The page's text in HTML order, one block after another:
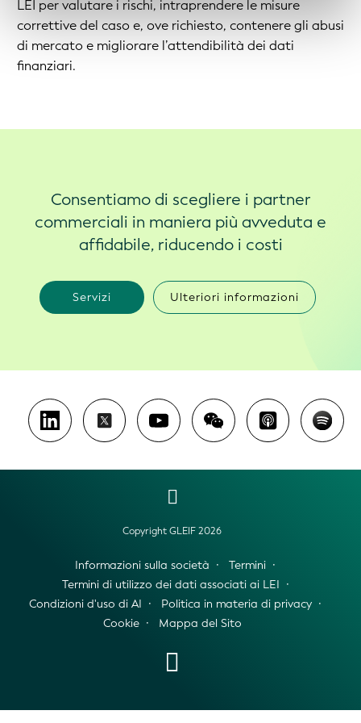
LEI per valutare i rischi, intraprendere le misure
correttive del caso e, ove richiesto, contenere gli abusi
di mercato e migliorare l’attendibilità dei dati
finanziari.
Consentiamo di scegliere i partner
commerciali in maniera più avveduta e
affidabile, riducendo i costi
Servizi Ulteriori informazioni
Copyright GLEIF 2026
Informazioni sulla società
Termini
Termini di utilizzo dei dati associati ai LEI
Condizioni d'uso di AI
Politica in materia di privacy
Cookie
Mappa del Sito